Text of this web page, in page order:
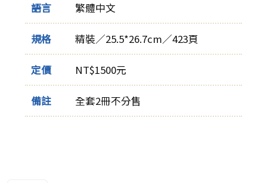
語言 繁體中文
規格 精裝／25.5*26.7cm／423頁
定價 NT$1500元
備註 全套2冊不分售